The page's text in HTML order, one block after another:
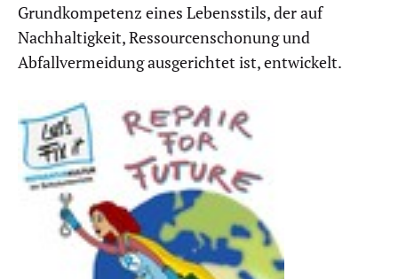
Grundkompetenz eines Lebensstils, der auf
Nachhaltigkeit, Ressourcenschonung und
Abfallvermeidung ausgerichtet ist, entwickelt.